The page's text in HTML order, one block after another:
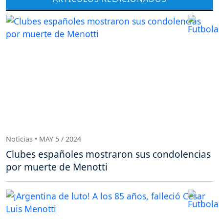
Noticias • MAY 5 / 2024
Clubes españoles mostraron sus condolencias
por muerte de Menotti